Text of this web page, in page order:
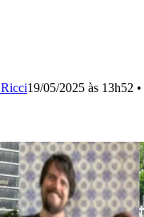
19/05/2025 às 13h52 •